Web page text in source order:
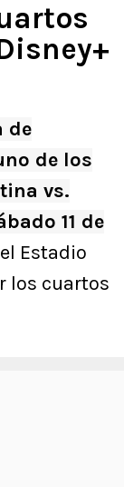
de
de los
vs.
11 de
Estadio
los cuartos